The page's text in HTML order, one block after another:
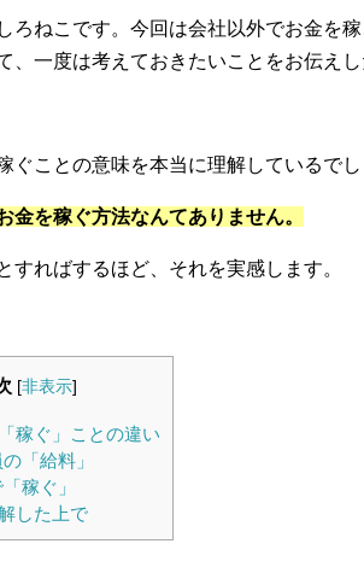
ろねこです。今回は会社以外でお金を
、一度は考えておきたいことをお伝えし
ぐことの意味を本当に理解しているでし
金を稼ぐ方法なんてありません。
すればするほど、それを実感します。
[非表示]
稼ぐ」ことの違い
「給料」
稼ぐ」
した上で